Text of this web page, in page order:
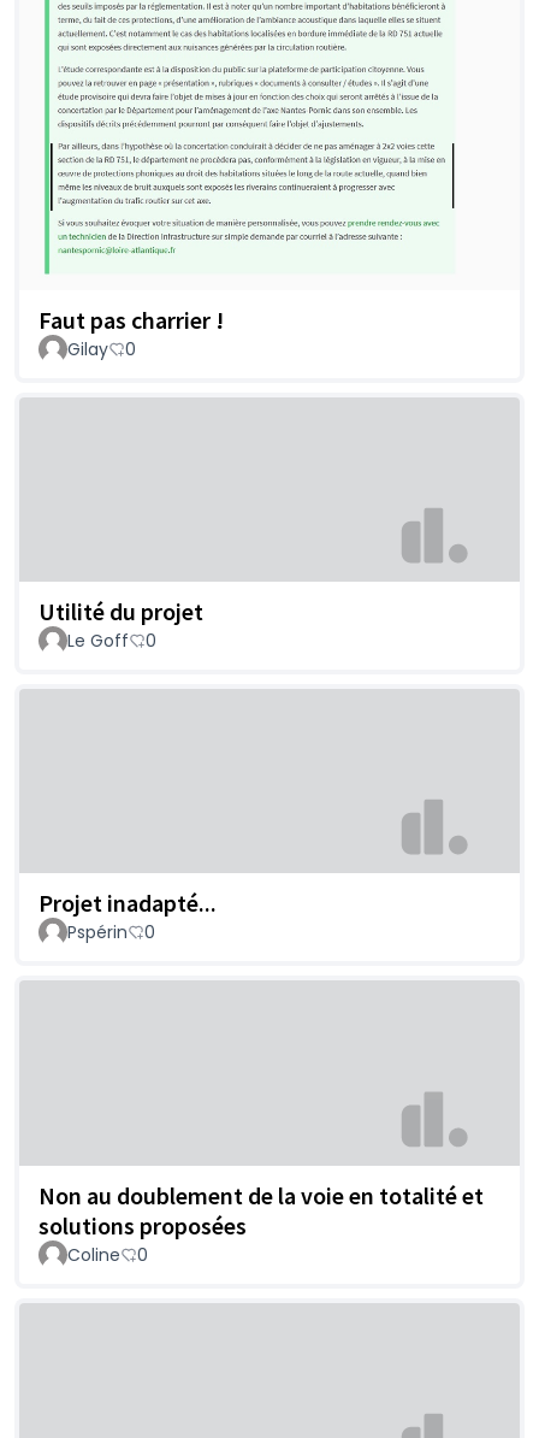
Faut pas charrier !
Gilay 0
Utilité du projet
Le Goff 0
Projet inadapté...
Pspérin 0
Non au doublement de la voie en totalité et
solutions proposées
Coline 0